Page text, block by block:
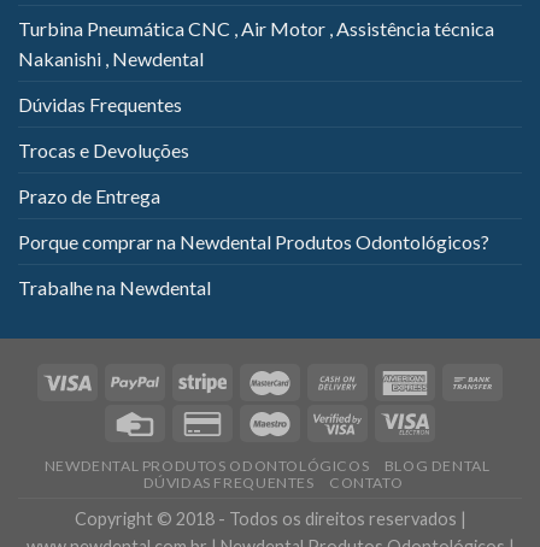
Turbina Pneumática CNC , Air Motor , Assistência técnica
Nakanishi , Newdental
Dúvidas Frequentes
Trocas e Devoluções
Prazo de Entrega
Porque comprar na Newdental Produtos Odontológicos?
Trabalhe na Newdental
NEWDENTAL PRODUTOS ODONTOLÓGICOS
BLOG DENTAL
DÚVIDAS FREQUENTES
CONTATO
Copyright © 2018 - Todos os direitos reservados |